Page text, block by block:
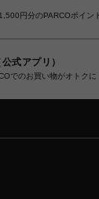
円分のPARCOポイン
式アプリ）
でのお買い物がオトクに